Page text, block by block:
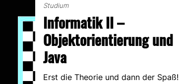
Studium
Informatik II –
Objektorientierung und
Java
Erst die Theorie und dann der Spaß!